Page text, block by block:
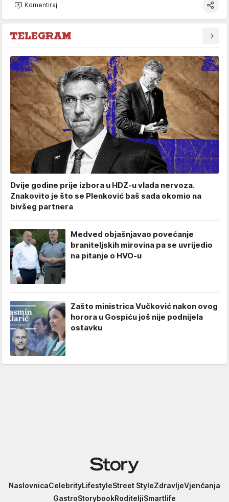
Komentiraj
Dvije godine prije izbora u HDZ-u vlada nervoza.
Znakovito je što se Plenković baš sada okomio na
bivšeg partnera
Medved objašnjavao povećanje
braniteljskih mirovina pa se uvrijedio
na pitanje o HVO-u
Zašto ministrica Vučković nakon ovog
horora u Gospiću još nije podnijela
ostavku
Story
NaslovnicaCelebrityLifestyleStreet StyleZdravljeVjenčanja
GastroStorybookRoditeljiSmartlife